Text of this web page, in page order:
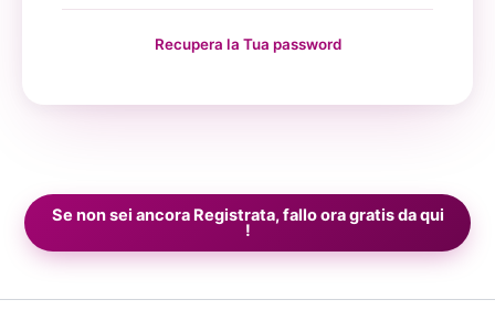
Recupera la Tua password
Se non sei ancora Registrata, fallo ora gratis da qui
!